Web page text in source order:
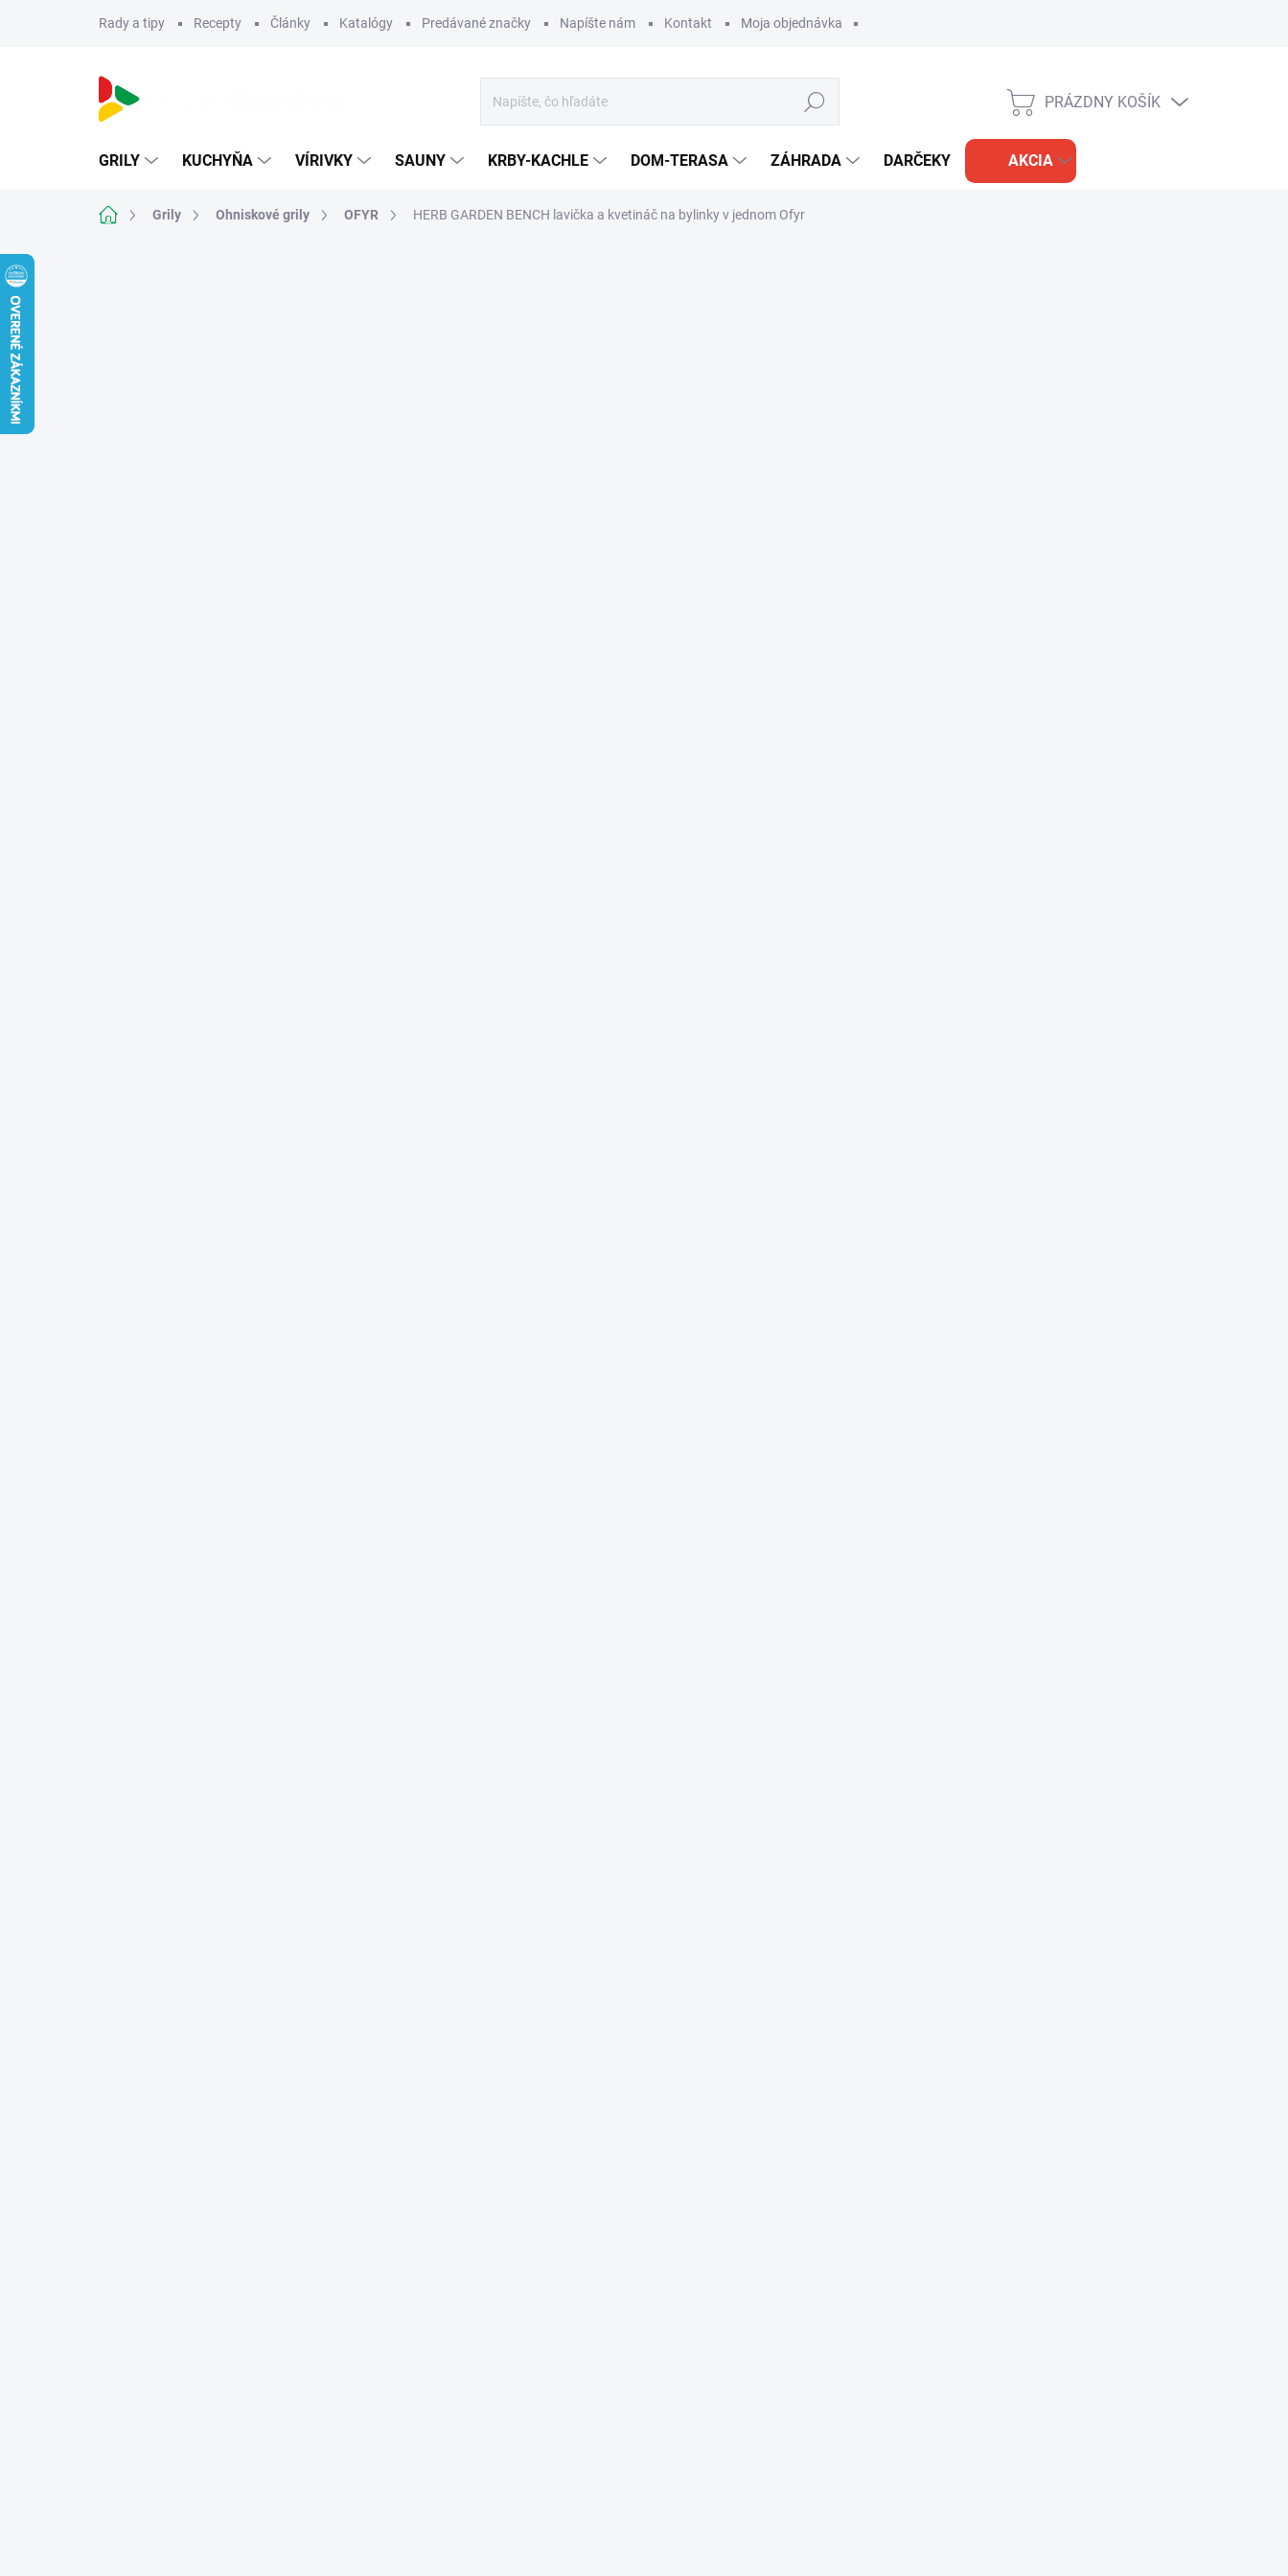
Rady a tipy Recepty Články Katalógy Predávané značky Napíšte nám Kontakt Moja objednávka
Hľadať
NÁKUPNÝ
PRÁZDNY KOŠÍK
GRILY KUCHYŇA VÍRIVKY SAUNY KRBY-KACHLE DOM-TERASA ZÁHRADA DARČEKY AKCIA
DomovGrily Ohniskové grily OFYR HERB GARDEN BENCH lavička a kvetináč na bylinky v jednom Ofyr